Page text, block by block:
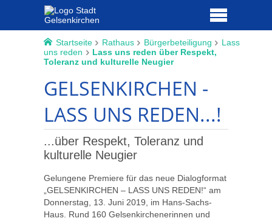
Startseite Rathaus Bürgerbeteiligung
Lass
uns reden
Lass uns reden über Respekt,
Toleranz und kulturelle Neugier
GELSENKIRCHEN -
LASS UNS REDEN...!
...über Respekt, Toleranz und
kulturelle Neugier
Gelungene Premiere für das neue Dialogformat
„GELSENKIRCHEN – LASS UNS REDEN!“ am
Donnerstag, 13. Juni 2019, im Hans-Sachs-
Haus. Rund 160 Gelsenkirchenerinnen und